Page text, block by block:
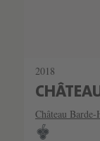
2018
Château Barde-